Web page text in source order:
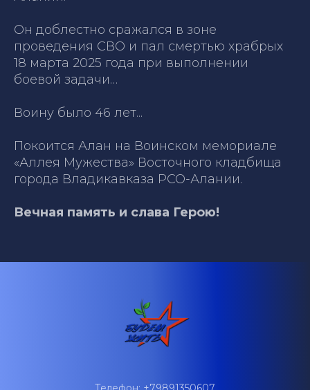
Он доблестно сражался в зоне
проведения СВО и пал смертью храбрых
18 марта 2025 года при выполнении
боевой задачи…
Воину было 46 лет...
Покоится Алан на Воинском мемориале
«Аллея Мужества» Восточного кладбища
города Владикавказа РСО-Алании.
Вечная память и слава Герою!